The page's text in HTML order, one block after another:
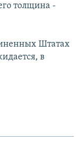
толщина -
Штатах
в